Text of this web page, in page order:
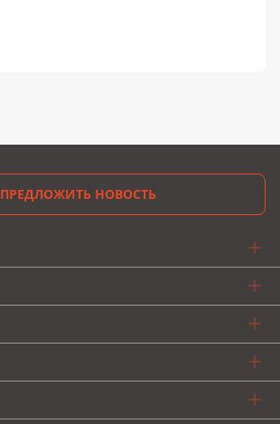
ПРЕДЛОЖИТЬ НОВОСТЬ